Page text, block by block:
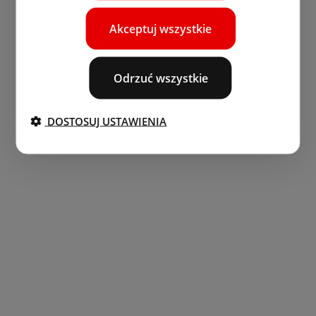
Akceptuj wszystkie
Odrzuć wszystkie
DOSTOSUJ USTAWIENIA